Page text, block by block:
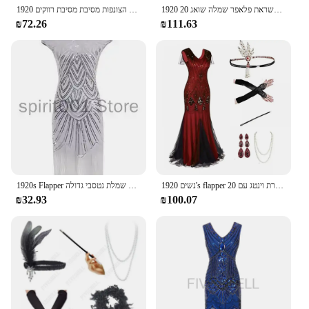
1920 אירופה ואמריקאי רטרו מרופקת שמלה גטסבי כדור הצונפות מסיבת מסיבת רווקים
₪72.26
1920 של נשים וינטג 'רצף מלא של דקו בהשראת פלאפר שמלה שואג 20s גדול גטסבי שמלת גוזבי שמלה
₪111.63
1920s Flapper שמלת גטסבי גדולה O-צוואר שווי שרוול נצנצים פרינג 'המפלגה Midi שמלת Vestido קיץ נשים שמלת Xxxl plusSize
₪32.93
נשים 1920's flapper שמלת קוקטייל מצוירת וינטג עם 20s אביזרים להגדיר עבור ליל כל הקדושים קרנבל ליל כל הקדושים
₪100.07